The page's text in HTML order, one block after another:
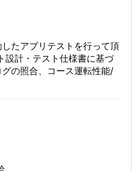
たアプリテストを行って頂
設計・テスト仕様書に基づ
の照合、コース運転性能/